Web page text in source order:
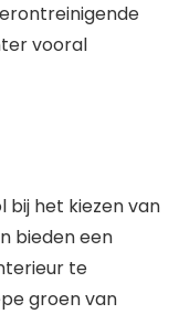
vooral
bij het kiezen van
bieden een
te
groen van